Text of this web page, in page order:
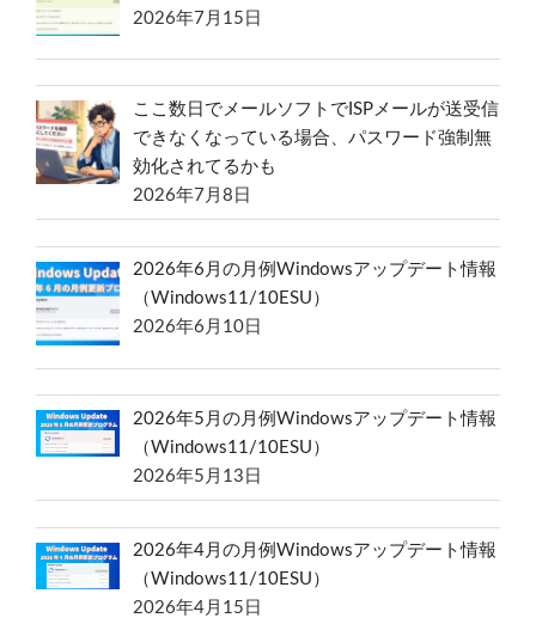
2026年7月15日
ここ数日でメールソフトでISPメールが送受信
できなくなっている場合、パスワード強制無
効化されてるかも
2026年7月8日
2026年6月の月例Windowsアップデート情報
（Windows11/10ESU）
2026年6月10日
2026年5月の月例Windowsアップデート情報
（Windows11/10ESU）
2026年5月13日
2026年4月の月例Windowsアップデート情報
（Windows11/10ESU）
2026年4月15日